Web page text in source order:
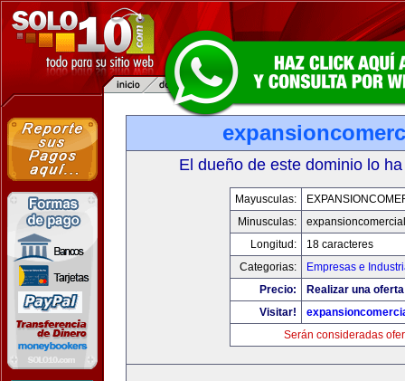
El dueño de este dominio lo
Mayusculas:
Minusculas:
Longitud:
18 caracteres
Categorias:
Empresas e
Precio:
Realizar una
Visitar!
Serán consideradas